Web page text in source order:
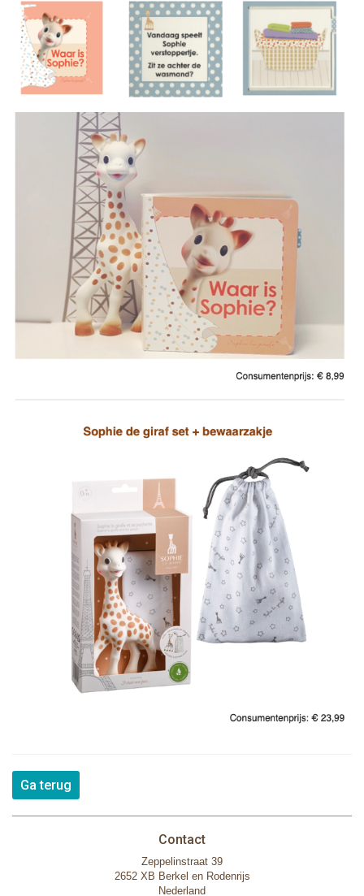
Ga terug
Contact
Zeppelinstraat 39
2652 XB Berkel en Rodenrijs
Nederland